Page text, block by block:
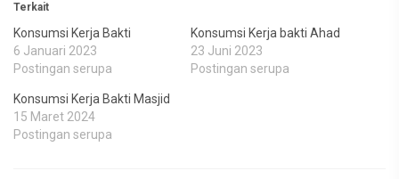
Terkait
Konsumsi Kerja Bakti
6 Januari 2023
Postingan serupa
Konsumsi Kerja bakti Ahad
23 Juni 2023
Postingan serupa
Konsumsi Kerja Bakti Masjid
15 Maret 2024
Postingan serupa